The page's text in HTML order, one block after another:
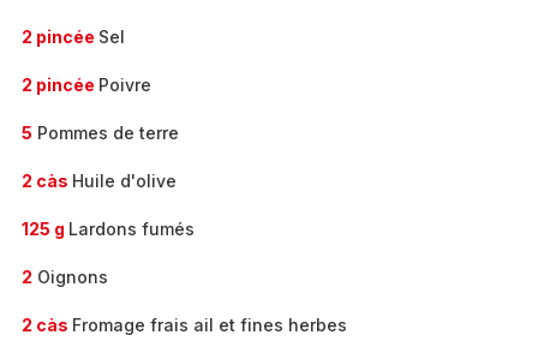
2 pincée Sel
2 pincée Poivre
5 Pommes de terre
2 càs Huile d'olive
125 g Lardons fumés
2 Oignons
2 càs Fromage frais ail et fines herbes